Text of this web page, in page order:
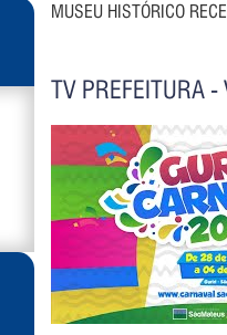
MUSEU HISTÓRICO
TV PREFEITURA -